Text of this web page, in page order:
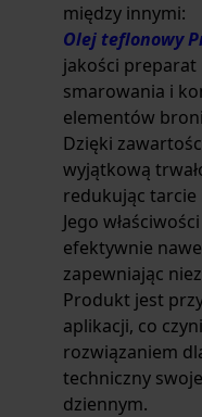
między innymi:
Olej teflonowy
jakości preparat
smarowania i
elementów
Dzięki
wyjątkową
redukując
Jego
efektywnie
zapewniając
Produkt jest
aplikacji, co
rozwiązaniem
techniczny
dziennym.